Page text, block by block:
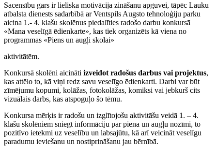
Sacensību gars ir lieliska motivācija zināšanu apguvei, tāpēc Lauku
atbalsta dienests sadarbībā ar Ventspils Augsto tehnoloģiju parku
aicina 1.- 4. klašu skolēnus piedalīties radošo darbu konkursā
«Mana veselīgā ēdienkarte», kas tiek organizēts kā viena no
programmas «Piens un augļi skolai»
aktivitātēm.
Konkursā skolēni aicināti izveidot radošus darbus vai projektus,
kas attēlo to, kā viņi redz savu veselīgo ēdienkarti. Darbi var būt
zīmējumu kopumi, kolāžas, fotokolāžas, komiksi vai jebkurš cits
vizuālais darbs, kas atspoguļo šo tēmu.
Konkursa mērķis ir radošu un izglītojošu aktivitāšu veidā 1. – 4.
klašu skolēniem sniegt informāciju par piena un augļu nozīmi, to
pozitīvo ietekmi uz veselību un labsajūtu, kā arī veicināt veselīgu
paradumu ieviešanu un nostiprināšanu jau bērnībā.